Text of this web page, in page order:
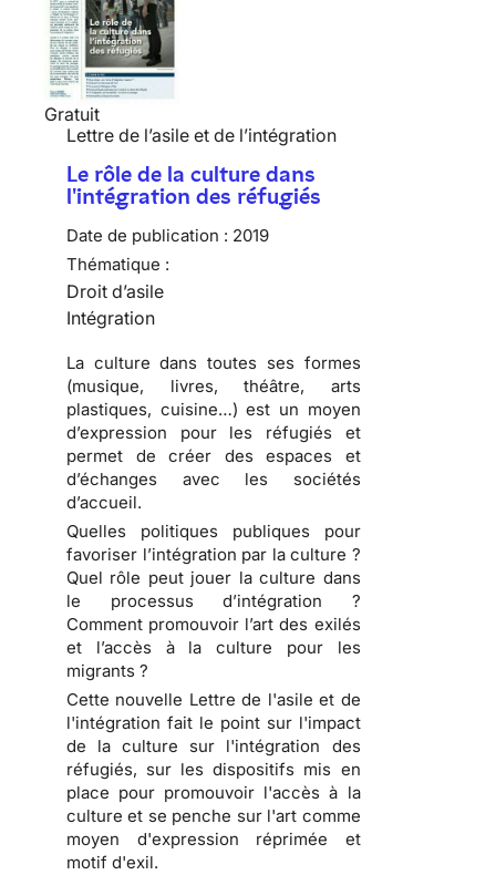
Gratuit
Lettre de l’asile et de l’intégration
Le rôle de la culture dans
l'intégration des réfugiés
Date de publication : 2019
Thématique :
Droit d’asile
Intégration
La culture dans toutes ses formes
(musique, livres, théâtre, arts
plastiques, cuisine…) est un moyen
d’expression pour les réfugiés et
permet de créer des espaces et
d’échanges avec les sociétés
d’accueil.
Quelles politiques publiques pour
favoriser l’intégration par la culture ?
Quel rôle peut jouer la culture dans
le processus d’intégration ?
Comment promouvoir l’art des exilés
et l’accès à la culture pour les
migrants ?
Cette nouvelle Lettre de l'asile et de
l'intégration fait le point sur l'impact
de la culture sur l'intégration des
réfugiés, sur les dispositifs mis en
place pour promouvoir l'accès à la
culture et se penche sur l'art comme
moyen d'expression réprimée et
motif d'exil.